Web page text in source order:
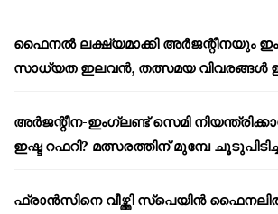
ഫൈനൽ ലക്ഷ്യമാക്കി അർജന്റീനയും
സാധ്യത ഇലവൻ, തത്സമയ വിവരങ്ങൾ
അർജന്റീന-ഇംഗ്ലണ്ട് സെമി
ഇഷ്ട റഫറി? മത്സരത്തിന് മുമ്പേ
ഫ്രാൻസിനെ വീഴ്ത്തി സ്പെയിൻ